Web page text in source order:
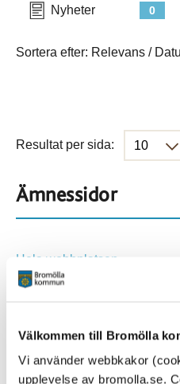
Välkommen till Bromölla
Vi använder webbkakor
upplevelse av bromolla.se.
0
Nyheter
Sortera efter: Relevans /
Resultat per sida:
Ämnessidor
Hela webbplatsen
Alla platser